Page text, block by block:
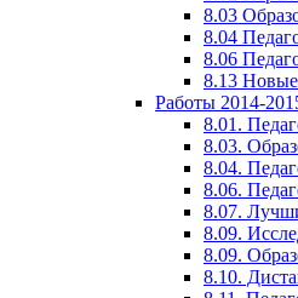
8.03
8.04
8.06
8.13
Работы 2014-
8.01.
8.03.
8.04.
8.06.
8.07.
8.09.
8.09.
8.10.